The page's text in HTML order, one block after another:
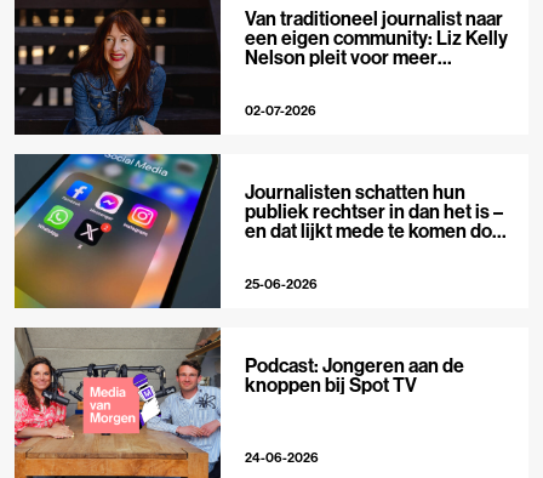
Van traditioneel journalist naar
een eigen community: Liz Kelly
Nelson pleit voor meer
02-07-2026
Journalisten schatten hun
publiek rechtser in dan het is –
en dat lijkt mede te komen door
25-06-2026
Podcast: Jongeren aan de
knoppen bij Spot TV
24-06-2026